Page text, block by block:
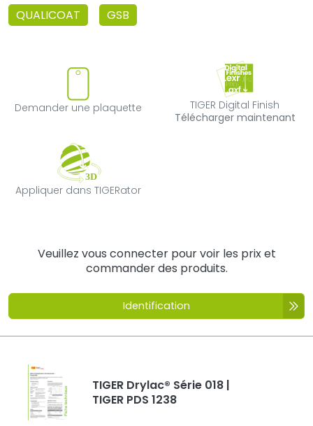
QUALICOAT
GSB
Demander une plaquette
Demander une plaquette
TIGER Digital
TIGER Digital Finish
Télécharger maintenant
Appliquer dans TIGERator
Appliquer dans TIGERator
Veuillez vous connecter pour voir les prix et
commander des produits.
Identification
TIGER Drylac® Série 018 |
TIGER PDS 1238